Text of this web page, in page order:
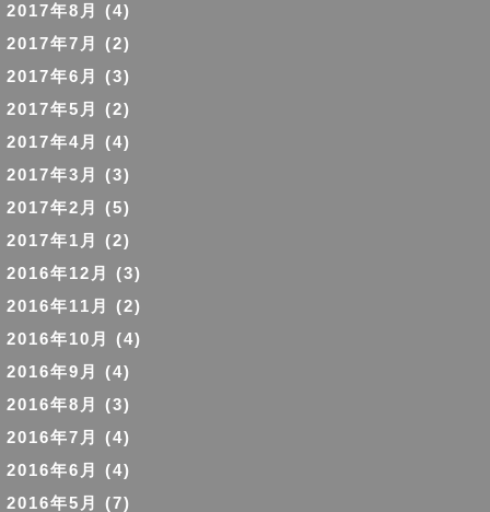
2017年8月
(4)
2017年7月
(2)
2017年6月
(3)
2017年5月
(2)
2017年4月
(4)
2017年3月
(3)
2017年2月
(5)
2017年1月
(2)
2016年12月
(3)
2016年11月
(2)
2016年10月
(4)
2016年9月
(4)
2016年8月
(3)
2016年7月
(4)
2016年6月
(4)
2016年5月
(7)